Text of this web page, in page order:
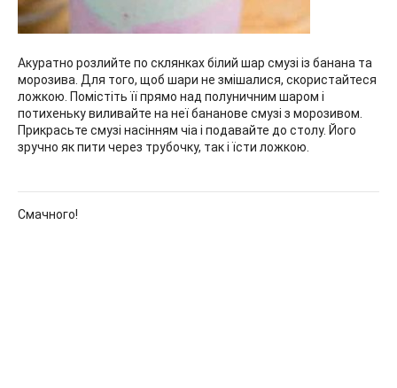
Акуратно розлийте по склянках білий шар смузі із банана та
морозива. Для того, щоб шари не змішалися, скористайтеся
ложкою. Помістіть її прямо над полуничним шаром і
потихеньку виливайте на неї бананове смузі з морозивом.
Прикрасьте смузі насінням чіа і подавайте до столу. Його
зручно як пити через трубочку, так і їсти ложкою.
Смачного!